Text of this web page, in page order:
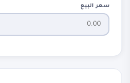
سعر البيع